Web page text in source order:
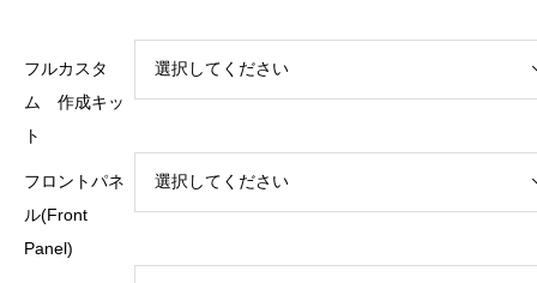
フルカスタ
ム 作成キッ
ト
フロントパネ
ル(Front
Panel)